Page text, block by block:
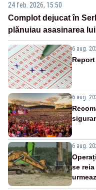
24 feb. 2026, 15:50
Complot dejucat în
plănuiau asasinarea
6 aug.
6 aug.
6 aug.
se